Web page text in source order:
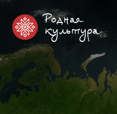
Родная
культура